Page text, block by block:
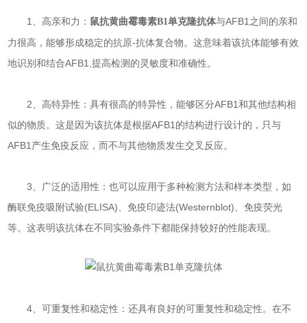
1、高亲和力： 鼠抗黄曲霉毒素B1单克隆抗体与AFB1之间的亲和
力很高，能够形成稳定的抗原-抗体复合物。这意味着该抗体能够有效
地识别和结合AFB1,提高检测的灵敏度和准确性。
2、高特异性：具有很高的特异性，能够区分AFB1和其他结构相
似的物质。这是因为该抗体是根据AFB1的结构进行设计的，只与
AFB1产生免疫反应，而不与其他物质发生交叉反应。
3、广泛的适用性：也可以应用于多种检测方法和样本类型，如
酶联免疫吸附试验(ELISA)、免疫印迹法(Westernblot)、免疫荧光
等。这表明该抗体在不同实验条件下都能保持较好的性能表现。
4、可重复性和稳定性：还具有良好的可重复性和稳定性。在不